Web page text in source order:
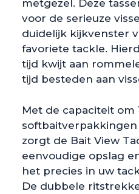
metgezel. Deze
voor de serieuze
duidelijk kijkvenster
favoriete tackle.
tijd kwijt aan
tijd besteden aan
Met de capaciteit om
zorgt de Bait View
eenvoudige opslag
het precies in uw
De dubbele